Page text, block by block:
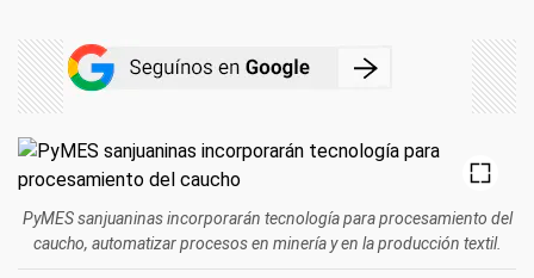
PyMES sanjuaninas incorporarán tecnología para procesamiento del
caucho, automatizar procesos en minería y en la producción textil.